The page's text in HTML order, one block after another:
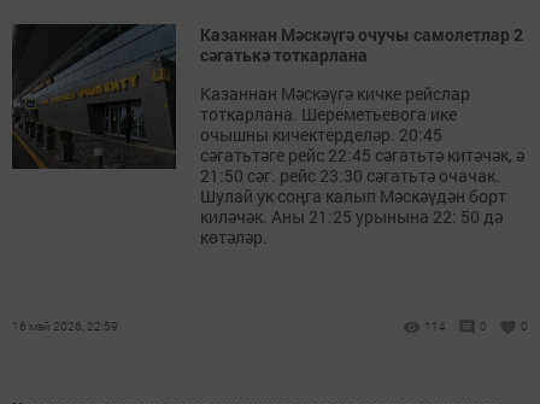
Казаннан Мәскәүгә очучы самолетлар 2
сәгатькә тоткарлана
Казаннан Мәскәүгә кичке рейслар
тоткарлана. Шереметьевога ике
очышны кичектерделәр. 20:45
сәгатьтәге рейс 22:45 сәгатьтә китәчәк, ә
21:50 сәг. рейс 23:30 сәгатьтә очачак.
Шулай ук соңга калып Мәскәүдән борт
киләчәк. Аны 21:25 урынына 22: 50 дә
көтәләр.
16 май 2026, 22:59 114 0 0